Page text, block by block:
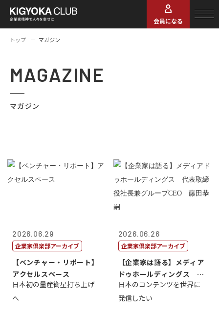
会員になる
トップ マガジン
MAGAZINE
マガジン
2026.06.29
企業家倶楽部アーカイブ
【ベンチャー・リポート】
アクセルスペース
日本初の量産衛星打ち上げ
へ
2026.06.26
企業家倶楽部アーカイブ
【企業家は語る】メディア
ドゥホールディングス 代
表取締役社長...
日本のコンテンツを世界に
発信したい